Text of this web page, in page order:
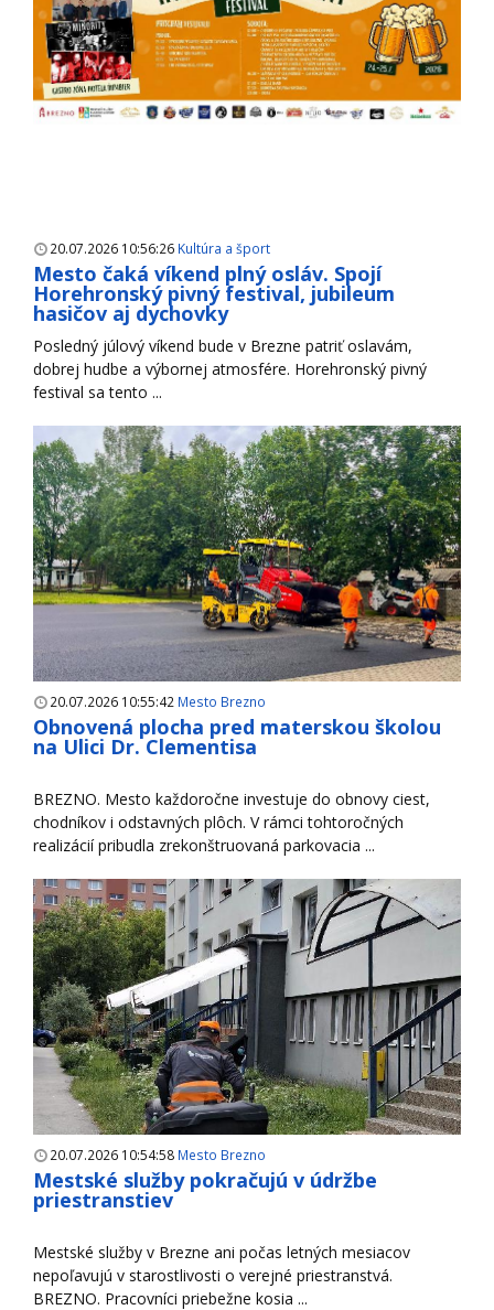
20.07.2026 10:56:26 Kultúra a šport
Mesto čaká víkend plný osláv. Spojí
Horehronský pivný festival, jubileum
hasičov aj dychovky
Posledný júlový víkend bude v Brezne patriť oslavám,
dobrej hudbe a výbornej atmosfére. Horehronský pivný
festival sa tento ...
20.07.2026 10:55:42 Mesto Brezno
Obnovená plocha pred materskou školou
na Ulici Dr. Clementisa
BREZNO. Mesto každoročne investuje do obnovy ciest,
chodníkov i odstavných plôch. V rámci tohtoročných
realizácií pribudla zrekonštruovaná parkovacia ...
20.07.2026 10:54:58 Mesto Brezno
Mestské služby pokračujú v údržbe
priestranstiev
Mestské služby v Brezne ani počas letných mesiacov
nepoľavujú v starostlivosti o verejné priestranstvá.
BREZNO. Pracovníci priebežne kosia ...